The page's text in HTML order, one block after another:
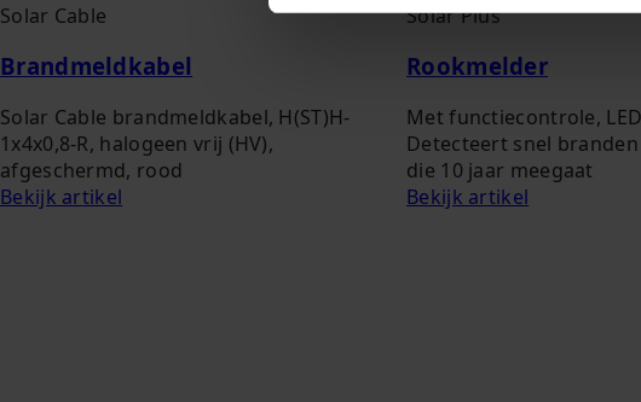
Solar Cable
Brandmeldkabel
Solar Cable brandmeldkabel, H(ST)H-
1x4x0,8-R, halogeen vrij (HV),
afgeschermd, rood
Bekijk artikel
Solar Plus
Rookmelder
Met functiecontrole,
Detecteert snel
die 10 jaar meegaat
Bekijk artikel